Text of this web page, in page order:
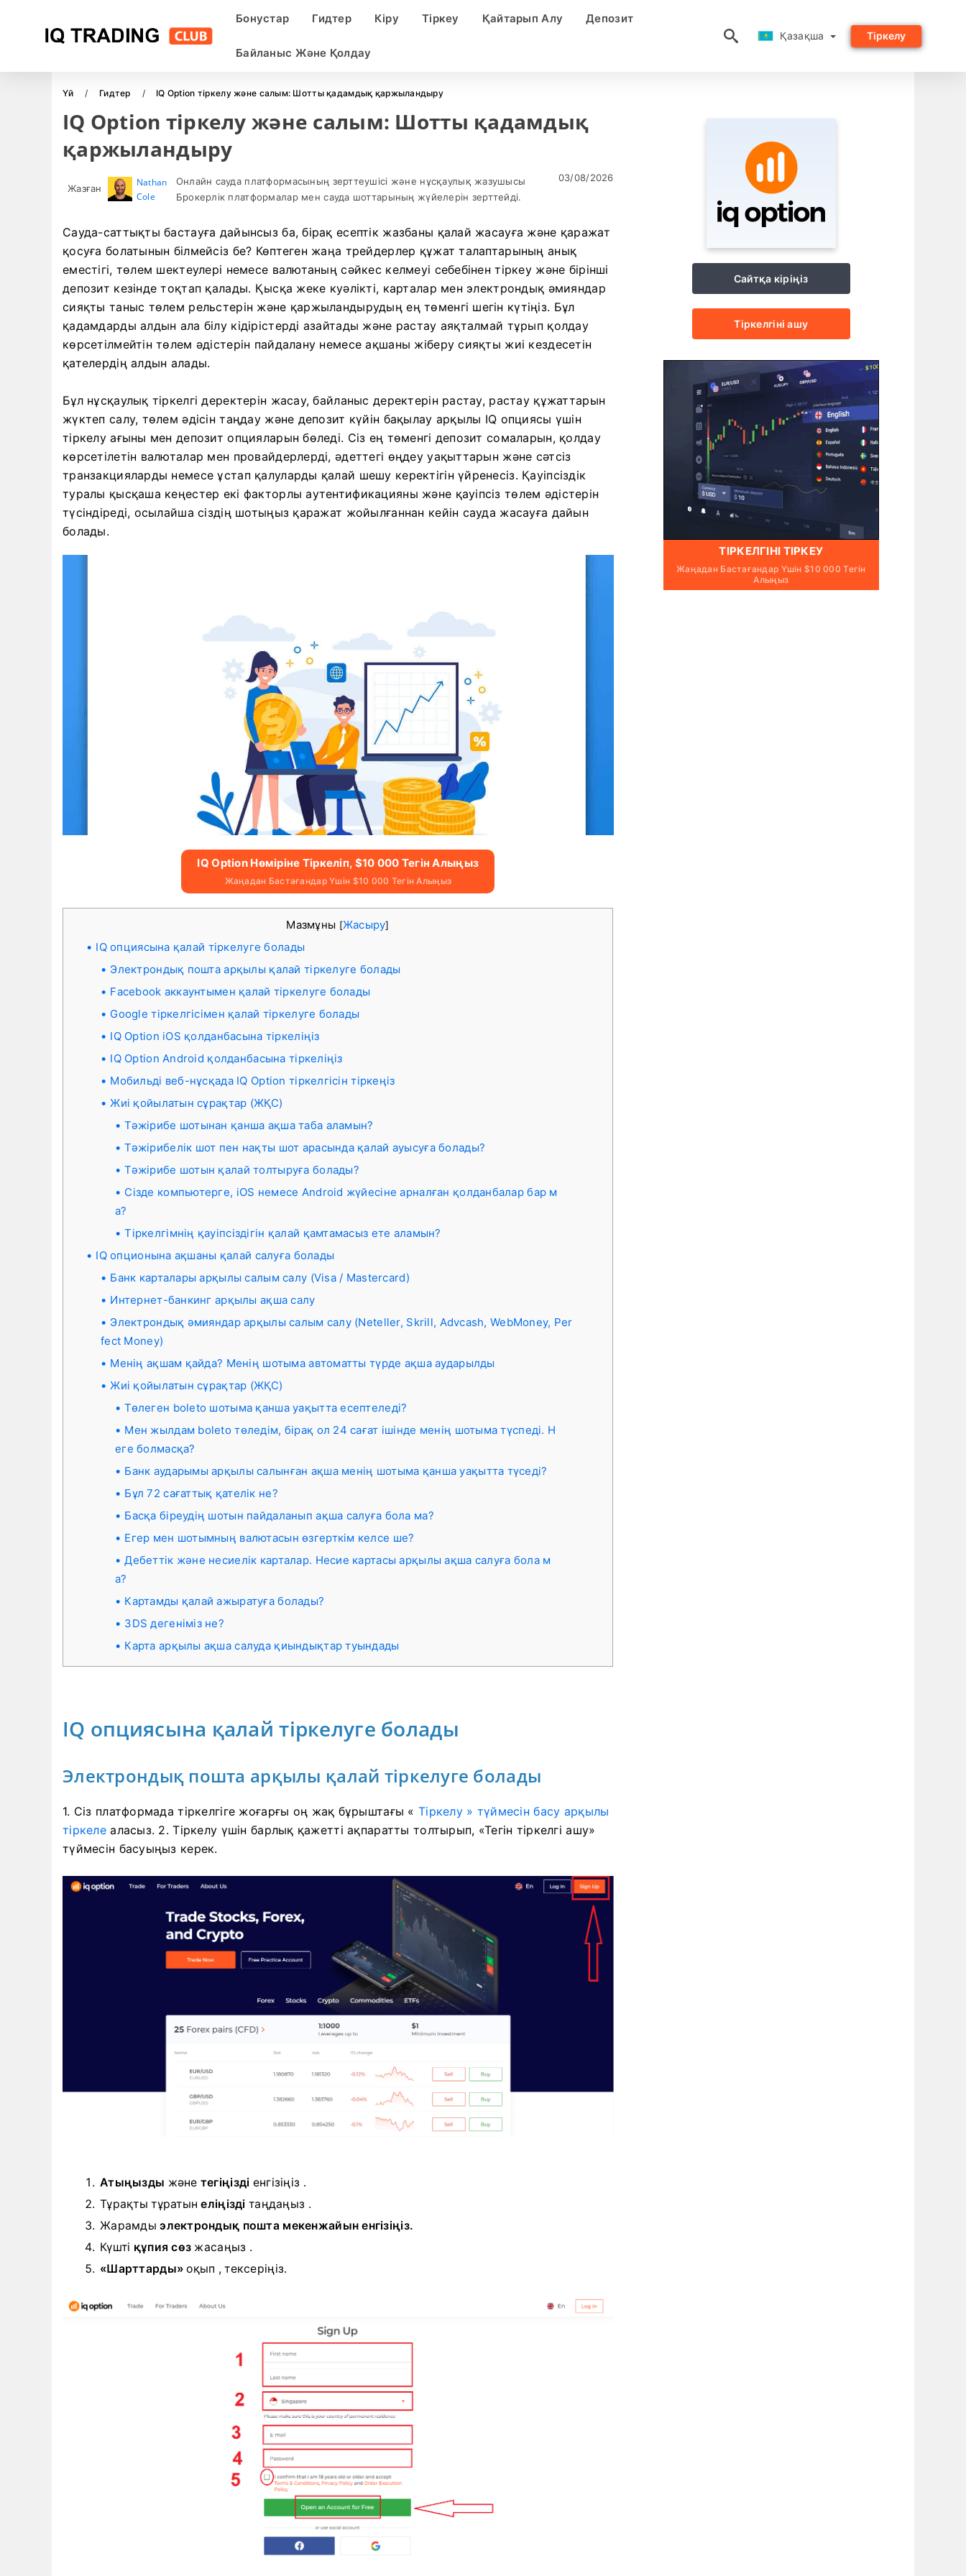
Бонустар Гидтер Кіру Тіркеу Қайтарып Алу Депозит
Байланыс Және Қолдау
Қазақша Тіркелу
Үй Гидтер IQ Option тіркелу және салым: Шотты қадамдық қаржыландыру
IQ Option тіркелу және салым: Шотты қадамдық
қаржыландыру
Жазған
Nathan
Cole
Онлайн сауда платформасының зерттеушісі және нұсқаулық жазушысы
Брокерлік платформалар мен сауда шоттарының жүйелерін зерттейді.
03/08/2026
Сауда-саттықты бастауға дайынсыз ба, бірақ есептік жазбаны қалай жасауға және қаражат
қосуға болатынын білмейсіз бе? Көптеген жаңа трейдерлер құжат талаптарының анық
еместігі, төлем шектеулері немесе валютаның сәйкес келмеуі себебінен тіркеу және бірінші
депозит кезінде тоқтап қалады. Қысқа жеке куәлікті, карталар мен электрондық әмияндар
сияқты таныс төлем рельстерін және қаржыландырудың ең төменгі шегін күтіңіз. Бұл
қадамдарды алдын ала білу кідірістерді азайтады және растау аяқталмай тұрып қолдау
көрсетілмейтін төлем әдістерін пайдалану немесе ақшаны жіберу сияқты жиі кездесетін
қателердің алдын алады.
Бұл нұсқаулық тіркелгі деректерін жасау, байланыс деректерін растау, растау құжаттарын
жүктеп салу, төлем әдісін таңдау және депозит күйін бақылау арқылы IQ опциясы үшін
тіркелу ағыны мен депозит опцияларын бөледі. Сіз ең төменгі депозит сомаларын, қолдау
көрсетілетін валюталар мен провайдерлерді, әдеттегі өңдеу уақыттарын және сәтсіз
транзакцияларды немесе ұстап қалуларды қалай шешу керектігін үйренесіз. Қауіпсіздік
туралы қысқаша кеңестер екі факторлы аутентификацияны және қауіпсіз төлем әдістерін
түсіндіреді, осылайша сіздің шотыңыз қаражат жойылғаннан кейін сауда жасауға дайын
болады.
IQ Option Нөміріне Тіркеліп, $10 000 Тегін Алыңыз
Жаңадан Бастағандар Үшін $10 000 Тегін Алыңыз
Мазмұны [Жасыру]
IQ опциясына қалай тіркелуге болады
Электрондық пошта арқылы қалай тіркелуге болады
Facebook аккаунтымен қалай тіркелуге болады
Google тіркелгісімен қалай тіркелуге болады
IQ Option iOS қолданбасына тіркеліңіз
IQ Option Android қолданбасына тіркеліңіз
Мобильді веб-нұсқада IQ Option тіркелгісін тіркеңіз
Жиі қойылатын сұрақтар (ЖҚС)
Тәжірибе шотынан қанша ақша таба аламын?
Тәжірибелік шот пен нақты шот арасында қалай ауысуға болады?
Тәжірибе шотын қалай толтыруға болады?
Сізде компьютерге, iOS немесе Android жүйесіне арналған қолданбалар бар м
а?
Тіркелгімнің қауіпсіздігін қалай қамтамасыз ете аламын?
IQ опционына ақшаны қалай салуға болады
Банк карталары арқылы салым салу (Visa / Mastercard)
Интернет-банкинг арқылы ақша салу
Электрондық әмияндар арқылы салым салу (Neteller, Skrill, Advcash, WebMoney, Per
fect Money)
Менің ақшам қайда? Менің шотыма автоматты түрде ақша аударылды
Жиі қойылатын сұрақтар (ЖҚС)
Төлеген boleto шотыма қанша уақытта есептеледі?
Мен жылдам boleto төледім, бірақ ол 24 сағат ішінде менің шотыма түспеді. Н
еге болмасқа?
Банк аударымы арқылы салынған ақша менің шотыма қанша уақытта түседі?
Бұл 72 сағаттық қателік не?
Басқа біреудің шотын пайдаланып ақша салуға бола ма?
Егер мен шотымның валютасын өзгерткім келсе ше?
Дебеттік және несиелік карталар. Несие картасы арқылы ақша салуға бола м
а?
Картамды қалай ажыратуға болады?
3DS дегеніміз не?
Карта арқылы ақша салуда қиындықтар туындады
IQ опциясына қалай тіркелуге болады
Электрондық пошта арқылы қалай тіркелуге болады
1. Сіз платформада тіркелгіге жоғарғы оң жақ бұрыштағы « Тіркелу » түймесін басу арқылы
тіркелеаласыз. 2. Тіркелу үшін барлық қажетті ақпаратты толтырып, «Тегін тіркелгі ашу»
түймесін басуыңыз керек.
Атыңызды және тегіңізді енгізіңіз .
Тұрақты тұратынеліңізді таңдаңыз .
Жарамдыэлектрондық пошта мекенжайын енгізіңіз.
Күшті құпия сөз жасаңыз .
«Шарттарды» оқып , тексеріңіз.
Сайтқа кіріңіз
Тіркелгіні ашу
ТІРКЕЛГІНІ ТІРКЕУ
Жаңадан Бастағандар Үшін $10 000 Тегін
Алыңыз